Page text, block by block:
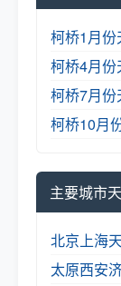
柯桥1月份
柯桥4月份
柯桥7月份
柯桥10月
主要城市
北京 上海
太原西安